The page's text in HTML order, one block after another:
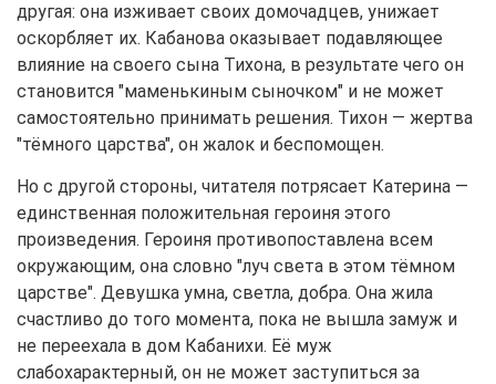
другая: она изживает своих домочадцев, унижает
оскорбляет их. Кабанова оказывает подавляющее
влияние на своего сына Тихона, в результате чего он
становится "маменькиным сыночком" и не может
самостоятельно принимать решения. Тихон — жертва
"тёмного царства", он жалок и беспомощен.
Но с другой стороны, читателя потрясает Катерина —
единственная положительная героиня этого
произведения. Героиня противопоставлена всем
окружающим, она словно "луч света в этом тёмном
царстве". Девушка умна, светла, добра. Она жила
счастливо до того момента, пока не вышла замуж и
не переехала в дом Кабанихи. Её муж
слабохарактерный, он не может заступиться за